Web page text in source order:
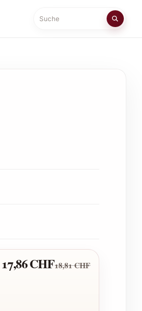
Suche
17,86 CHF18,81 CHF